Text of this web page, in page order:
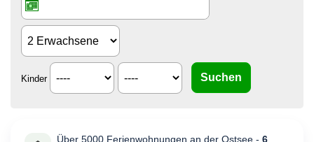
Kinder
Über 5000 Ferienwohnungen an der Ostsee - 6